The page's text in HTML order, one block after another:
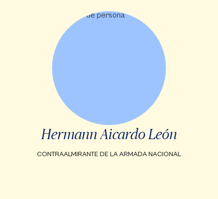
Hermann Aicardo León
CONTRAALMIRANTE DE LA ARMADA NACIONAL